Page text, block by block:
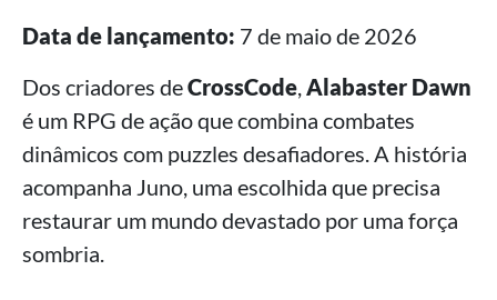
Data de lançamento: 7 de maio de 2026
Dos criadores deCrossCode,Alabaster Dawn
é um RPG de ação que combina combates
dinâmicos com puzzles desafiadores. A história
acompanha Juno, uma escolhida que precisa
restaurar um mundo devastado por uma força
sombria.